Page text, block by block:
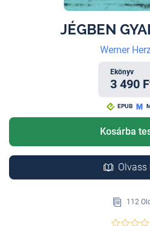
JÉGBEN
Werner
Ekönyv
3 490
EPUB
Kosárba
Olvass
112